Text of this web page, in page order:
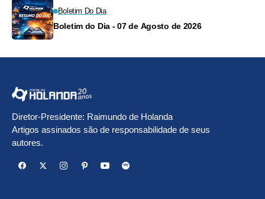
Boletim Do Dia
Boletim do Dia - 07 de Agosto de 2026
Diretor-Presidente: Raimundo de Holanda
Artigos assinados são de responsabilidade de seus
autores.